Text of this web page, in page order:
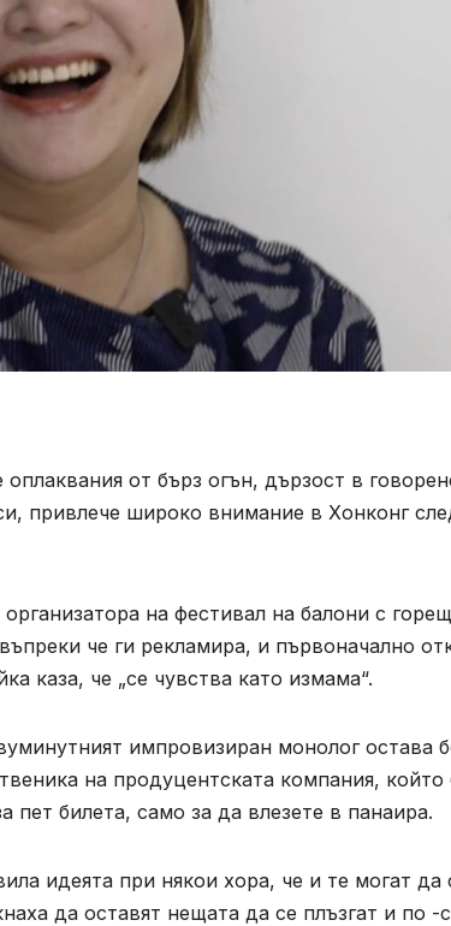
от бърз огън, дързост в
привлече широко внимание в Хонконг
на фестивал на балони с горещ
че ги рекламира, и първоначално
каза, че „се чувства като измама“.
импровизиран монолог остава
на продуцентската компания, който
билета, само за да влезете в панаира.
идеята при някои хора, че и те могат да
да оставят нещата да се плъзгат и по -